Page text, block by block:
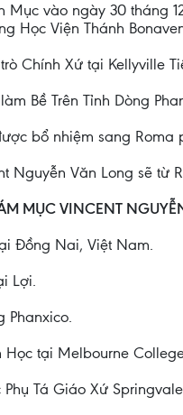
Mục vào ngày 30 tháng
Học Viện Thánh
Chính Xứ tại Kellyville
Bề Trên Tỉnh Dòng
bổ nhiệm sang Roma
Nguyễn Văn Long sẽ từ
MỤC VINCENT
Đồng Nai, Việt Nam.
Lợi.
Phanxico.
Học tại Melbourne
Phụ Tá Giáo Xứ